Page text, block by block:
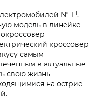
№ 1 1,
модель в линейке
кроссовер
самым
в актуальные
свою жизнь
на острие